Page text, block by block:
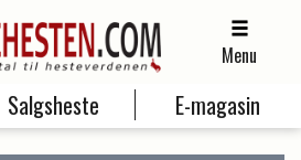
Menu
Salgsheste E-magasin